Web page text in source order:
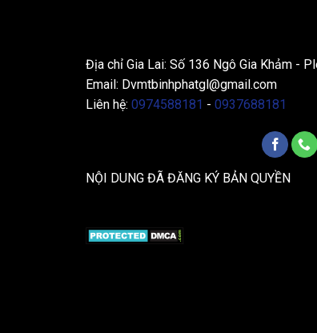
Địa chỉ Gia Lai: Số 136 Ngô Gia Khảm -
Email: Dvmtbinhphatgl@gmail.com
Liên hệ: 0974588181 - 0937688181
NỘI DUNG ĐÃ ĐĂNG KÝ BẢN QUYỀN